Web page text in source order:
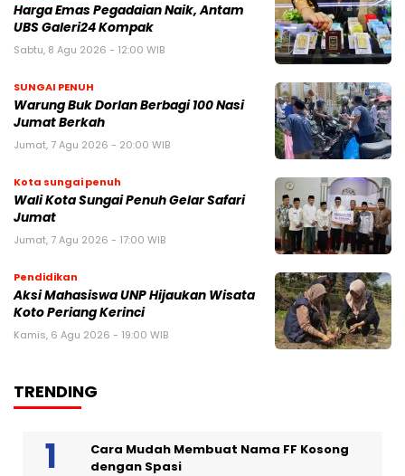
Harga Emas Pegadaian Naik, Antam
UBS Galeri24 Kompak
Sabtu, 8 Agu 2026 - 12:00 WIB
SUNGAI PENUH
Warung Buk Dorlan Berbagi 100 Nasi
Jumat Berkah
Jumat, 7 Agu 2026 - 20:00 WIB
Kota sungai penuh
Wali Kota Sungai Penuh Gelar Safari
Jumat
Jumat, 7 Agu 2026 - 17:00 WIB
Pendidikan
Aksi Mahasiswa UNP Hijaukan Wisata
Koto Periang Kerinci
Kamis, 6 Agu 2026 - 19:00 WIB
TRENDING
Cara Mudah Membuat Nama FF Kosong
dengan Spasi